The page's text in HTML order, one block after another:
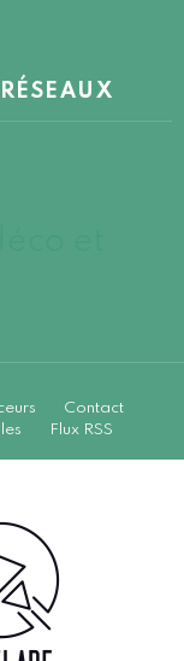
Contact
Flux RSS